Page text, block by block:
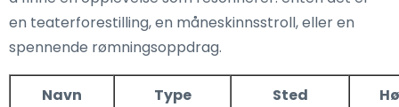
en teaterforestilling, en måneskinnsstroll, eller en
spennende rømningsoppdrag.
Navn Type Sted